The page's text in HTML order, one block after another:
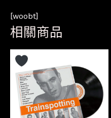
[woobt]
相關商品